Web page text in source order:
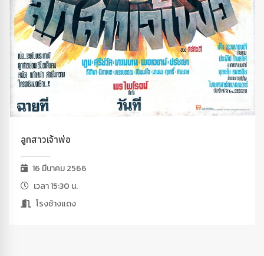
ลูกสาวเจ้าพ่อ
16 มีนาคม 2566
เวลา 15:30 น.
โรงช้างแดง